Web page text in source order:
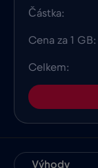
Částka:
Cena za 1 GB:
Celkem:
Výhody